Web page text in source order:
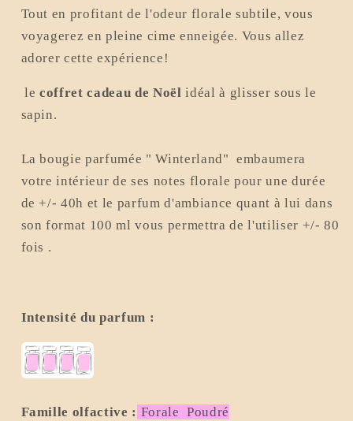
Tout en profitant de l'odeur florale subtile, vous
voyagerez en pleine cime enneigée. Vous allez
adorer cette expérience!
lecoffret cadeau de Noël idéal à glisser sous le
sapin.
La bougie parfumée " Winterland" embaumera
votre intérieur de ses notes florale pour une durée
de +/- 40h et le parfum d'ambiance quant à lui dans
son format 100 ml vous permettra de l'utiliser +/- 80
fois .
Intensité du parfum :
Famille olfactive : Forale Poudré